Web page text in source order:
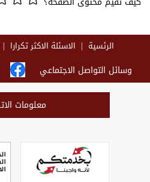
الرئسية الاسئلة الاكثر تكرارا
وسائل التواصل الاجتماعي
معلومات